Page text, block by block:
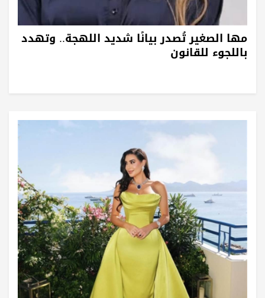
مها الصغير تُصدر بيانًا شديد اللهجة.. وتهدد
باللجوء للقانون